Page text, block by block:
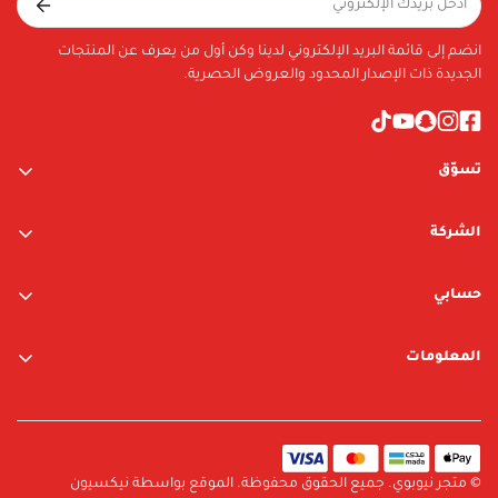
Included in Package
2-In-1 Nail Design Pen Nail Polish, 6 ml, Coral 144, Glitter 1.5 g
تسوّق
متجر نيوبوي
العلامات التجارية
الشركة
حسابي
المعلومات
سياسة الإرجاع والتبديل
انضم إلى قائمة البريد الإلكتروني لدينا وكن أول من يعرف عن المنتجات
الجديدة ذات الإصدار المحدود والعروض الحصرية.
© متجر نيوبوي. جميع الحقوق محفوظة. الموقع بواسطة نيكسيون